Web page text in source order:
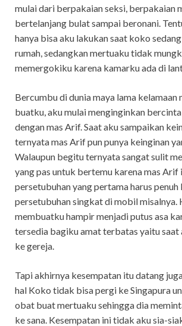
mulai dari berpakaian seksi, berpakaian
bertelanjang bulat sampai beronani.
hanya bisa aku lakukan saat koko
rumah, sedangkan mertuaku tidak
memergokiku karena kamarku ada di
Bercumbu di dunia maya lama kelamaan
buatku, aku mulai menginginkan
dengan mas Arif. Saat aku sampaikan
ternyata mas Arif pun punya keinginan
Walaupun begitu ternyata sangat sulit
yang pas untuk bertemu karena mas Arif
persetubuhan yang pertama harus penuh
persetubuhan singkat di mobil misalnya.
membuatku hampir menjadi putus asa
tersedia bagiku amat terbatas yaitu saat
ke gereja.
Tapi akhirnya kesempatan itu datang
hal Koko tidak bisa pergi ke Singapura
obat buat mertuaku sehingga dia
ke sana. Kesempatan ini tidak aku sia-